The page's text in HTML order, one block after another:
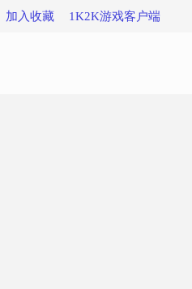
加入收藏 1K2K游戏客户端